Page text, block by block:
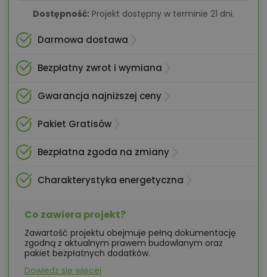
Dostępność: Projekt dostępny w terminie 21 dni.
Darmowa dostawa
Bezpłatny zwrot i wymiana
Gwarancja najniższej ceny
Pakiet Gratisów
Bezpłatna zgoda na zmiany
Charakterystyka energetyczna
Co zawiera projekt?
Zawartość projektu obejmuje pełną dokumentację
zgodną z aktualnym prawem budowlanym oraz
pakiet bezpłatnych dodatków.
Dowiedz się więcej